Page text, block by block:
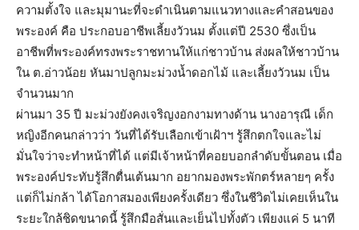
ความตั้งใจ และมุมานะที่จะดำเนินตามแนวทางและคำสอนของ
พระองค์ คือ ประกอบอาชีพเลี้ยงวัวนม ตั้งแต่ปี 2530 ซึ่งเป็น
อาชีพที่พระองค์ทรงพระราชทานให้แก่ชาวบ้าน ส่งผลให้ชาวบ้าน
ใน ต.อ่าวน้อย หันมาปลูกมะม่วงน้ำดอกไม้ และเลี้ยงวัวนม เป็น
จำนวนมาก
ผ่านมา 35 ปี มะม่วงยังคงเจริญงอกงามทางด้าน นางอารุณี เด็ก
หญิงอีกคนกล่าวว่า วันที่ได้รับเลือกเข้าเฝ้าฯ รู้สึกตกใจและไม่
มั่นใจว่าจะทำหน้าที่ได้ แต่มีเจ้าหน้าที่คอยบอกลำดับขั้นตอน เมื่อ
พระองค์ประทับรู้สึกตื่นเต้นมาก อยากมองพระพักตร์หลายๆ ครั้ง
แต่ก็ไม่กล้า ได้โอกาสมองเพียงครั้งเดียว ซึ่งในชีวิตไม่เคยเห็นใน
ระยะใกล้ชิดขนาดนี้ รู้สึกมือสั่นและเย็นไปทั้งตัว เพียงแค่ 5 นาที